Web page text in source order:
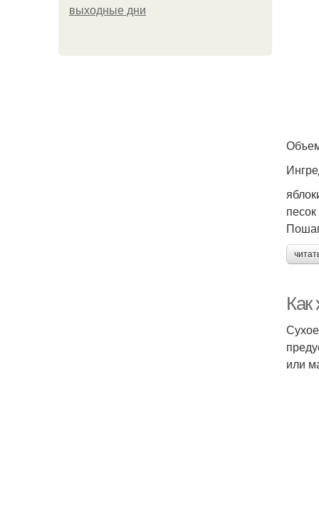
выходные дни
Как
или